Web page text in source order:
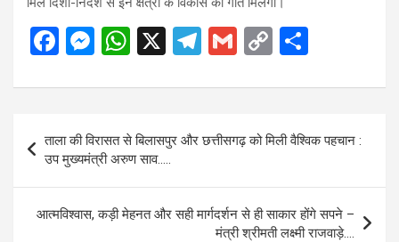
F
ce
o
o
k
M
se
g
er
W
at
s
A
p
p
X
T
e
gr
a
m
G
ail
C
py
Li
n
k
ar
navigation
ताला की विरासत से बिलासपुर और छत्तीसगढ़ को मिली वैश्विक पहचान :
उप मुख्यमंत्री अरुण साव…..
आत्मविश्वास, कड़ी मेहनत और सही मार्गदर्शन से ही साकार होंगे सपने –
मंत्री श्रीमती लक्ष्मी राजवाड़े….